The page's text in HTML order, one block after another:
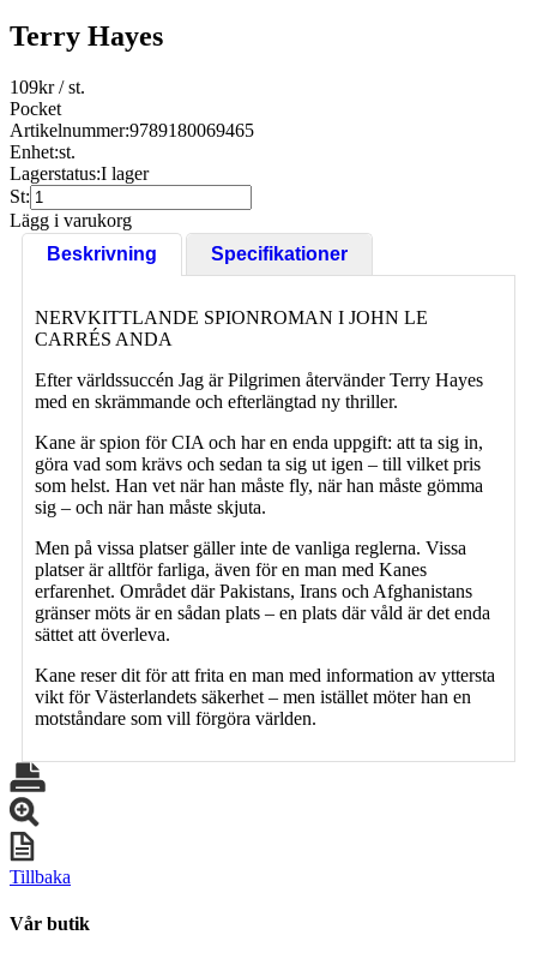
Terry Hayes
109kr/ st.
Pocket
Artikelnummer:9789180069465
Enhet:st.
Lagerstatus:I lager
St:
Lägg i varukorg
Beskrivning
Specifikationer
NERVKITTLANDE SPIONROMAN I JOHN LE
CARRÉS ANDA
Efter världssuccén Jag är Pilgrimen återvänder Terry Hayes
med en skrämmande och efterlängtad ny thriller.
Kane är spion för CIA och har en enda uppgift: att ta sig in,
göra vad som krävs och sedan ta sig ut igen – till vilket pris
som helst. Han vet när han måste fly, när han måste gömma
sig – och när han måste skjuta.
Men på vissa platser gäller inte de vanliga reglerna. Vissa
platser är alltför farliga, även för en man med Kanes
erfarenhet. Området där Pakistans, Irans och Afghanistans
gränser möts är en sådan plats – en plats där våld är det enda
sättet att överleva.
Kane reser dit för att frita en man med information av yttersta
vikt för Västerlandets säkerhet – men istället möter han en
motståndare som vill förgöra världen.
Tillbaka
Vår butik